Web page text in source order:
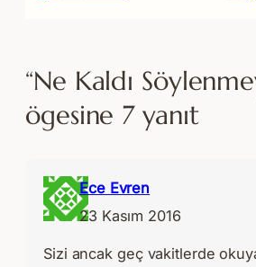
“Ne Kaldı
ögesine 7 yanıt
Ece Evren
23 Kasım 2016
Sizi ancak geç vakitlerde